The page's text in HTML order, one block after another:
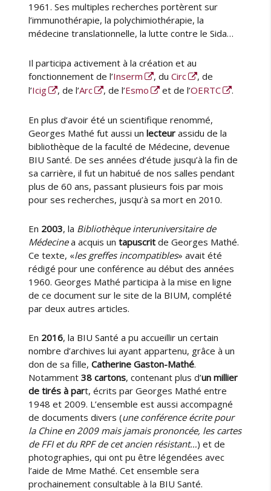
1961. Ses multiples recherches portèrent sur
l’immunothérapie, la polychimiothérapie, la
médecine translationnelle, la lutte contre le Sida…
Il participa activement à la création et au
fonctionnement de l’Inserm , duCirc
, de
l’Icig , de l’Arc , de l’Esmo et de l’OERTC .
En plus d’avoir été un scientifique renommé,
Georges Mathé fut aussi unlecteur assidu de la
bibliothèque de la faculté de Médecine, devenue
BIU Santé. De ses années d’étude jusqu’à la fin de
sa carrière, il fut un habitué de nos salles pendant
plus de 60 ans, passant plusieurs fois par mois
pour ses recherches, jusqu’à sa mort en 2010.
En 2003, la Bibliothèque interuniversitaire de
Médecinea acquis untapuscrit de Georges Mathé.
Ce texte, «les greffes incompatibles» avait été
rédigé pour une conférence au début des années
1960. Georges Mathé participa à la mise en ligne
de ce document sur le site de la BIUM, complété
par deux autres articles.
En 2016, la BIU Santé a pu accueillir un certain
nombre d’archives lui ayant appartenu, grâce à un
don de sa fille,Catherine Gaston-Mathé.
Notamment38 cartons, contenant plus d’un millier
de tirés à part, écrits par Georges Mathé entre
1948 et 2009. L’ensemble est aussi accompagné
de documents divers (une conférence écrite pour
la Chine en 2009 mais jamais prononcée, les cartes
de FFI et du RPF de cet ancien résistant…) et de
photographies, qui ont pu être légendées avec
l’aide de Mme Mathé. Cet ensemble sera
prochainement consultable à la BIU Santé.